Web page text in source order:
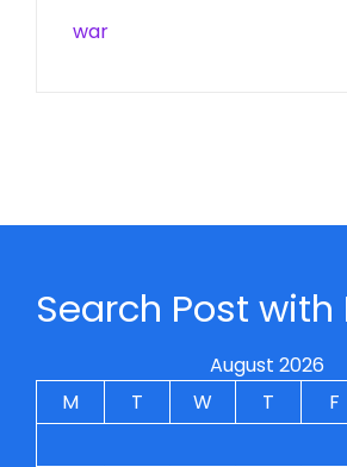
war
Search Post with
August 2026
M
T W T F